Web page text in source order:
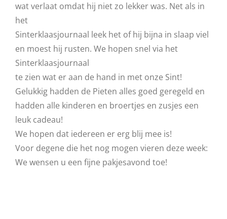
wat verlaat omdat hij niet zo lekker was. Net als in
het
Sinterklaasjournaal leek het of hij bijna in slaap viel
en moest hij rusten. We hopen snel via het
Sinterklaasjournaal
te zien wat er aan de hand in met onze Sint!
Gelukkig hadden de Pieten alles goed geregeld en
hadden alle kinderen en broertjes en zusjes een
leuk cadeau!
We hopen dat iedereen er erg blij mee is!
Voor degene die het nog mogen vieren deze week:
We wensen u een fijne pakjesavond toe!